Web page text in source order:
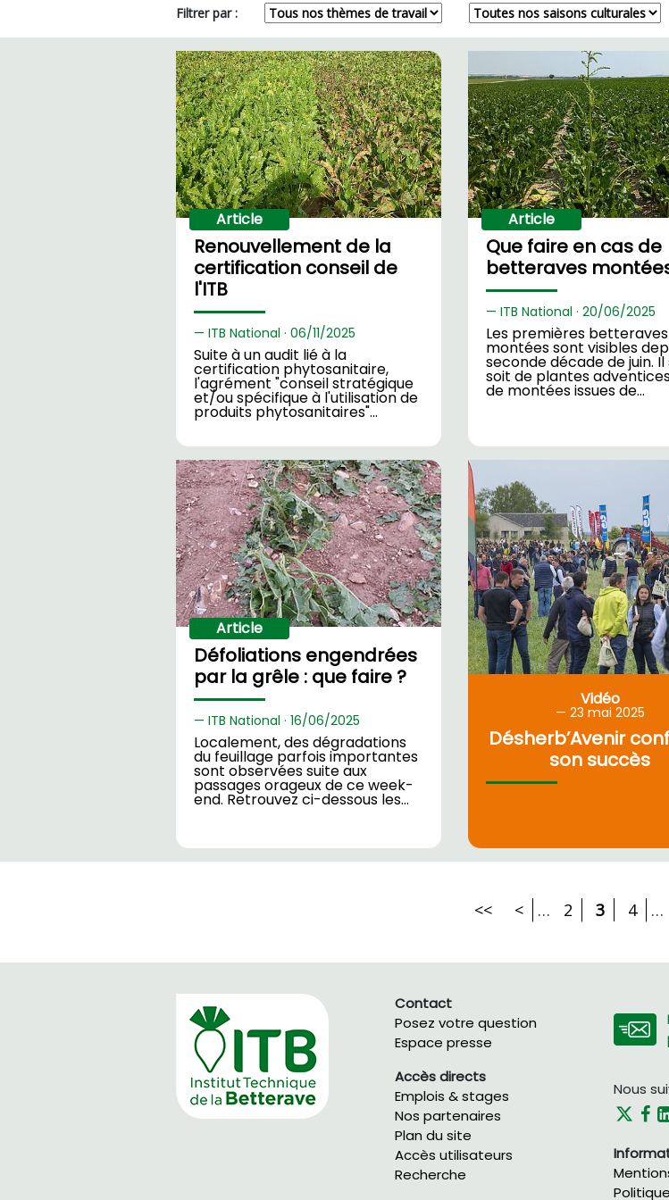
Filtrer par :
Article
Renouvellement de la
certification conseil de
l'ITB
ITB National · 06/11/2025
Suite à un audit lié à la
certification phytosanitaire,
l'agrément "conseil stratégique
et/ou spécifique à l'utilisation de
produits phytosanitaires"…
Article
Que faire en cas de
betteraves
ITB National · 20/06/2025
Les premières betteraves
montées sont visibles
seconde décade de juin. Il
soit de plantes
de montées issues de…
Article
Défoliations engendrées
par la grêle : que faire ?
ITB National · 16/06/2025
Localement, des dégradations
du feuillage parfois importantes
sont observées suite aux
passages orageux de ce week-
end. Retrouvez ci-dessous les…
Vidéo
23 mai 2025
Désherb’Avenir
son succès
<< < … 2 3 4 …
Nous
Contact
Posez votre question
Espace presse
Accès directs
Emplois & stages
Nos partenaires
Plan du site
Accès utilisateurs
Recherche